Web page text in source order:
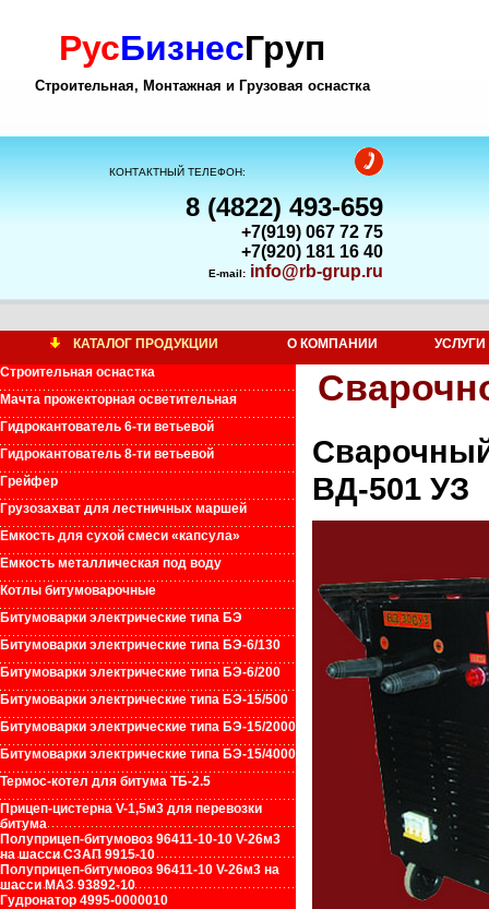
РусБизнесГруп
Строительная, Монтажная и Грузовая оснастка
КОНТАКТНЫЙ ТЕЛЕФОН:
8 (4822) 493-659
+7(919) 067 72 75
+7(920) 181 16 40
E-mail: info@rb-grup.ru
КАТАЛОГ ПРОДУКЦИИ О КОМПАНИИ
УСЛУГИ
Строительная оснастка
Мачта прожекторная осветительная
Гидрокантователь 6-ти ветьевой
Гидрокантователь 8-ти ветьевой
Грейфер
Грузозахват для лестничных маршей
Емкость для сухой смеси «капсула»
Емкость металлическая под воду
Котлы битумоварочные
Битумоварки электрические типа БЭ
Битумоварки электрические типа БЭ-6/130
Битумоварки электрические типа БЭ-6/200
Битумоварки электрические типа БЭ-15/500
Битумоварки электрические типа БЭ-15/2000
Битумоварки электрические типа БЭ-15/4000
Термос-котел для битума ТБ-2.5
Прицеп-цистерна V-1,5м3 для перевозки
битума
Полуприцеп-битумовоз 96411-10-10 V-26м3
на шасси СЗАП 9915-10
Полуприцеп-битумовоз 96411-10 V-26м3 на
шасси МАЗ 93892-10
Гудронатор 4995-0000010
ВД-501 УЗ